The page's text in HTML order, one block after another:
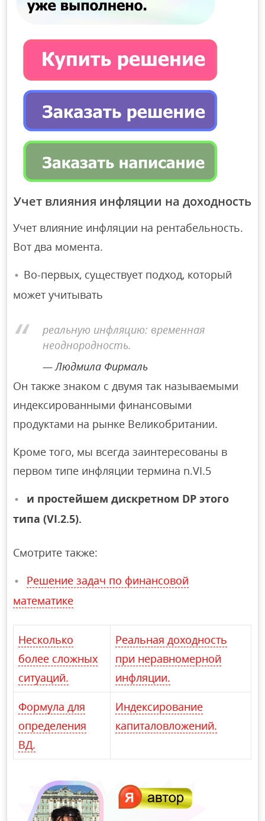
Учет влияния инфляции на доходность
Учет влияние инфляции на рентабельность.
Вот два момента.
Во-первых, существует подход, который
может учитывать
реальную инфляцию: временная
неоднородность.
Людмила Фирмаль
Он также знаком с двумя так называемыми
индексированными финансовыми
продуктами на рынке Великобритании.
Кроме того, мы всегда заинтересованы в
первом типе инфляции термина n.VI.5
и простейшем дискретном DP этого
типа (VI.2.5).
Смотрите также:
Решение задач по финансовой
математике
Несколько
более сложных
ситуаций.
Реальная доходность
при неравномерной
инфляции.
Формула для
определения
ВД.
Индексирование
капиталовложений.